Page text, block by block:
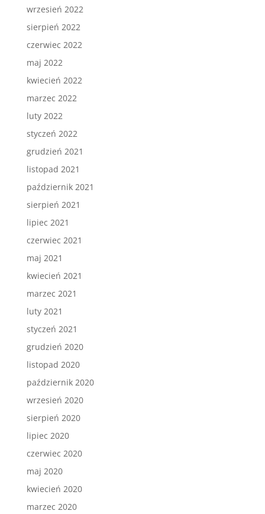
wrzesień 2022
sierpień 2022
czerwiec 2022
maj 2022
kwiecień 2022
marzec 2022
luty 2022
styczeń 2022
grudzień 2021
listopad 2021
październik 2021
sierpień 2021
lipiec 2021
czerwiec 2021
maj 2021
kwiecień 2021
marzec 2021
luty 2021
styczeń 2021
grudzień 2020
listopad 2020
październik 2020
wrzesień 2020
sierpień 2020
lipiec 2020
czerwiec 2020
maj 2020
kwiecień 2020
marzec 2020